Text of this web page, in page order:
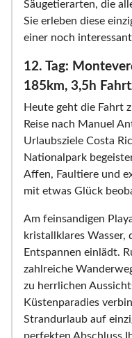
Säugetierarten, die
Sie erleben diese
einer noch
12. Tag:
185km, 3,5h
Heute geht die Fahrt
Reise nach Manuel
Urlaubsziele Costa
Nationalpark
Affen, Faultiere und
mit etwas Glück
Am feinsandigen
kristallklares Wasser,
Entspannen einlädt.
zahlreiche
zu herrlichen
Küstenparadies
Strandurlaub auf